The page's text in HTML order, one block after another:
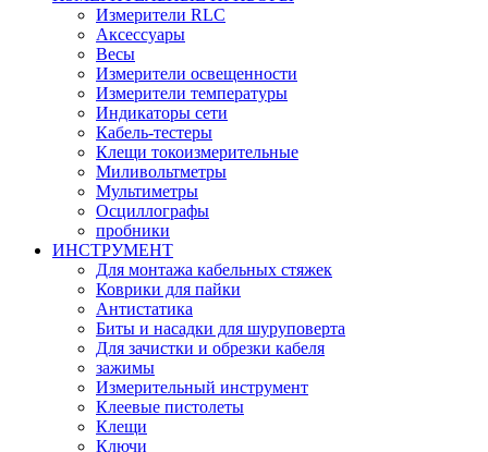
Измерители RLC
Аксессуары
Весы
Измерители освещенности
Измерители температуры
Индикаторы сети
Кабель-тестеры
Клещи токоизмерительные
Миливольтметры
Мультиметры
Осциллографы
пробники
ИНСТРУМЕНТ
Для монтажа кабельных стяжек
Коврики для пайки
Антистатика
Биты и насадки для шуруповерта
Для зачистки и обрезки кабеля
зажимы
Измерительный инструмент
Клеевые пистолеты
Клещи
Ключи